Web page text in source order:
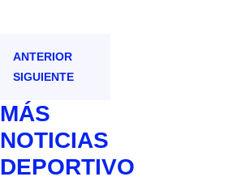
ANTERIOR
SIGUIENTE
MÁS
NOTICIAS
DEPORTIVO